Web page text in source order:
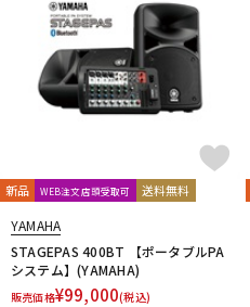
新品 WEB注文店頭受取可 送料無料
YAMAHA
STAGEPAS 400BT 【ポータブルPA
システム】(YAMAHA)
販売価格¥99,000(税込)